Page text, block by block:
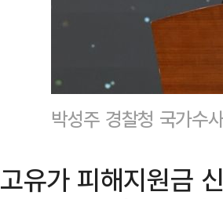
박성주 경찰청 국가수
고유가 피해지원금